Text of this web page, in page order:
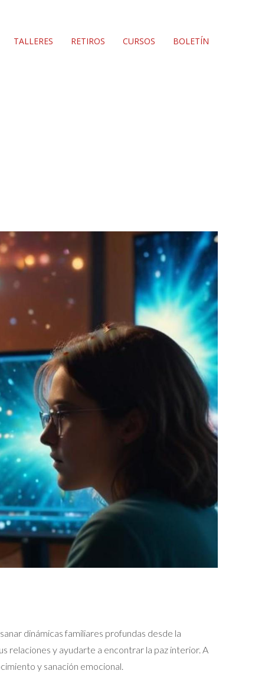
TALLERES RETIROS CURSOS BOLETÍN
dinámicas familiares profundas desde la
relaciones y ayudarte a encontrar la paz interior. A
y sanación emocional.